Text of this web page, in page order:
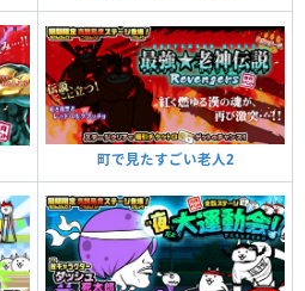
町で見たすごい老人2